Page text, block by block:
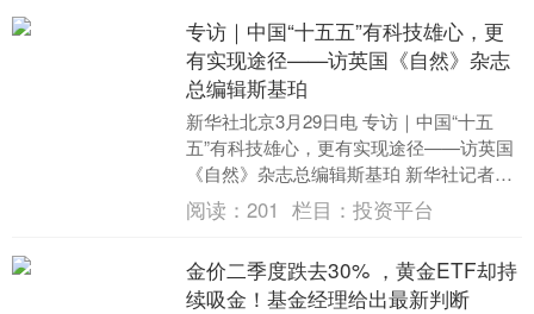
专访｜中国“十五五”有科技雄心，更
有实现途径——访英国《自然》杂志
总编辑斯基珀
新华社北京3月29日电 专访｜中国“十五
五”有科技雄心，更有实现途径——访英国
《自然》杂志总编辑斯基珀 新华社记者黄
堃 吕岩昊 “这为中国科技发展树立了很好
的雄....
阅读： 201 栏目： 投资平台
金价二季度跌去30% ，黄金ETF却持
续吸金！基金经理给出最新判断